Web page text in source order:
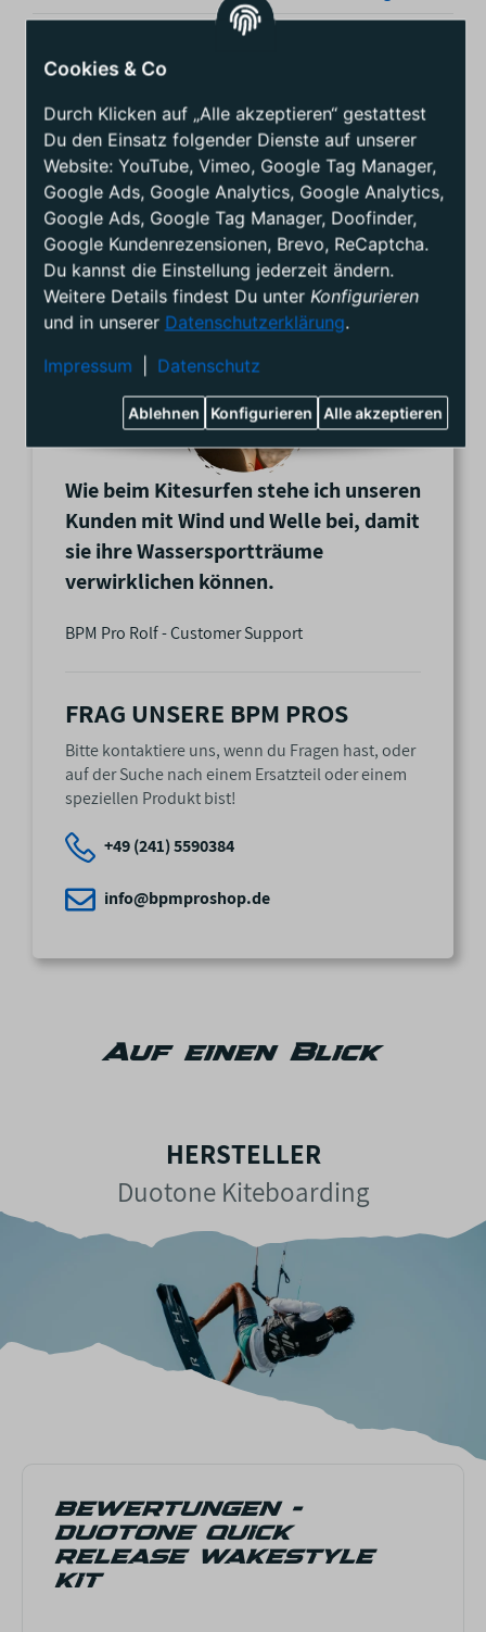
o
Duotone Kite Bars
Artikelnummer:
GTIN:
9010583181745
Hersteller / EU – verantwortliche Person
Boards & More GmbH
Rabach 1
4591 Molln
Österreich
Wie beim Kitesurfen stehe ich unseren
Kunden mit Wind und Welle bei, damit
sie ihre Wassersportträume
verwirklichen können.
BPM Pro Rolf - Customer Support
FRAG UNSERE BPM PROS
Bitte kontaktiere uns, wenn du Fragen hast, oder
auf der Suche nach einem Ersatzteil oder einem
speziellen Produkt bist!
+49 (241) 5590384
info@bpmproshop.de
Auf einen Blick
HERSTELLER
Duotone Kiteboarding
BEWERTUNGEN -
DUOTONE QUICK
RELEASE WAKESTYLE
KIT
Cookies & Co
Durch Klicken auf „Alle akzeptieren“ gestattest
Du den Einsatz folgender Dienste auf unserer
Website: YouTube, Vimeo, Google Tag Manager,
Google Ads, Google Analytics, Google Analytics,
Google Ads, Google Tag Manager, Doofinder,
Google Kundenrezensionen, Brevo, ReCaptcha.
Du kannst die Einstellung jederzeit ändern.
Weitere Details findest Du unter Konfigurieren
und in unserer Datenschutzerklärung.
Impressum
Datenschutz
Alle akzeptieren
Konfigurieren
Ablehnen